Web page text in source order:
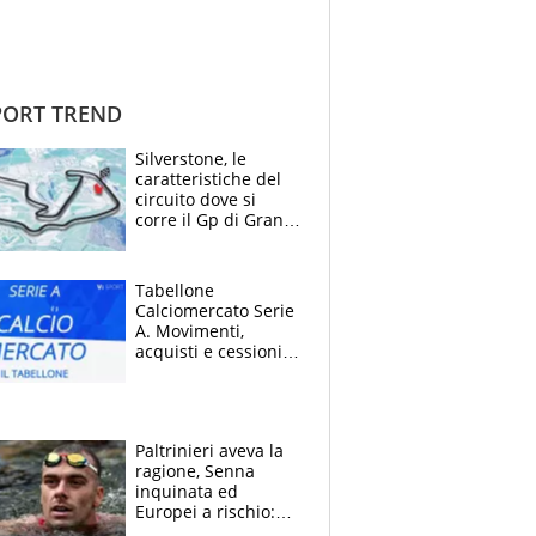
TREND
Silverstone, le
caratteristiche del
circuito dove si
corre il Gp di Gran
Tabellone
Calciomercato Serie
A. Movimenti,
acquisti e cessioni:
Paltrinieri aveva la
ragione, Senna
inquinata ed
Europei a rischio: